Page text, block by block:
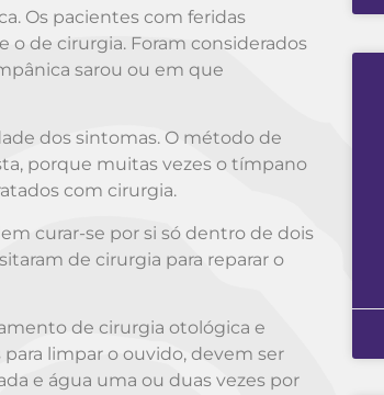
Os pacientes com feridas
o de cirurgia. Foram considerados
sarou ou em que
dos sintomas. O método de
porque muitas vezes o tímpano
com cirurgia.
curar-se por si só dentro de dois
de cirurgia para reparar o
de cirurgia otológica e
limpar o ouvido, devem ser
e água uma ou duas vezes por